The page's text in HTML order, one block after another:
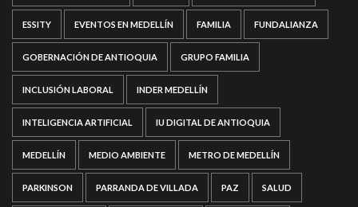
ESSITY EVENTOS EN MEDELLÍN FAMILIA FUNDALIANZA
GOBERNACIÓN DE ANTIOQUIA GRUPO FAMILIA
INCLUSIÓN LABORAL INDER MEDELLÍN
INTELIGENCIA ARTIFICIAL IU DIGITAL DE ANTIOQUIA
MEDELLÍN MEDIO AMBIENTE METRO DE MEDELLÍN
PARKINSON PARRANDA DE VILLADA PAZ SALUD